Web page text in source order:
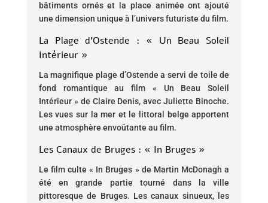
bâtiments ornés et la place animée ont ajouté
une dimension unique à l’univers futuriste du film.
La Plage d’Ostende : « Un Beau Soleil
Intérieur »
La magnifique plage d’Ostende a servi de toile de
fond romantique au film « Un Beau Soleil
Intérieur » de Claire Denis, avec Juliette Binoche.
Les vues sur la mer et le littoral belge apportent
une atmosphère envoûtante au film.
Les Canaux de Bruges : « In Bruges »
Le film culte « In Bruges » de Martin McDonagh a
été en grande partie tourné dans la ville
pittoresque de Bruges. Les canaux sinueux, les